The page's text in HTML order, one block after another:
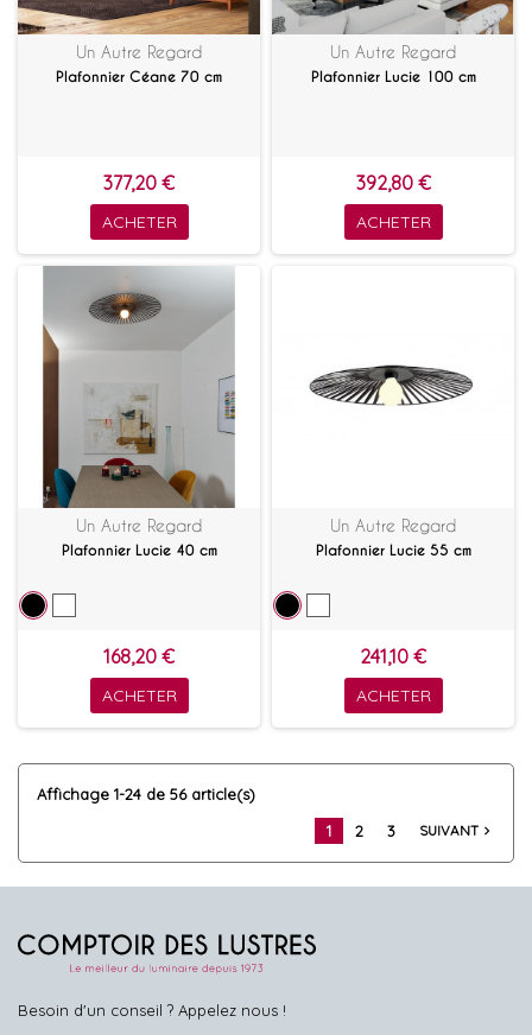
Un Autre Regard
Plafonnier Céane 70 cm
377,20 €
ACHETER
Un Autre Regard
Plafonnier Lucie 100 cm
392,80 €
ACHETER
Un Autre Regard
Plafonnier Lucie 40 cm
168,20 €
ACHETER
Un Autre Regard
Plafonnier Lucie 55 cm
241,10 €
ACHETER
Affichage 1-24 de 56 article(s)
1
2 3 SUIVANT navigate_next
Besoin d'un conseil ? Appelez nous !